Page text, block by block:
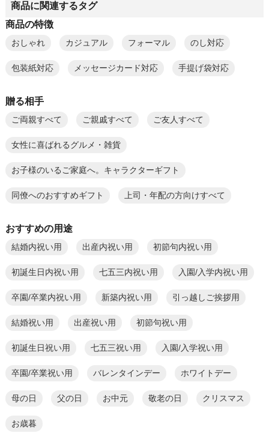
商品に関連するタグ
商品の特徴
おしゃれ カジュアル フォーマル のし対応
包装紙対応 メッセージカード対応 手提げ袋対応
贈る相手
ご両親すべて ご親戚すべて ご友人すべて
女性に喜ばれるグルメ・雑貨
お子様のいるご家庭へ。キャラクターギフト
同僚へのおすすめギフト 上司・年配の方向けすべて
おすすめの用途
結婚内祝い用 出産内祝い用 初節句内祝い用
初誕生日内祝い用 七五三内祝い用 入園/入学内祝い用
卒園/卒業内祝い用 新築内祝い用 引っ越しご挨拶用
結婚祝い用 出産祝い用 初節句祝い用
初誕生日祝い用 七五三祝い用 入園/入学祝い用
卒園/卒業祝い用 バレンタインデー ホワイトデー
母の日 父の日 お中元 敬老の日 クリスマス
お歳暮